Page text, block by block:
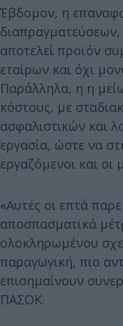
Έβδομον, η
αποτελεί προϊόν
εταίρων και όχι
Παράλληλα, η η
κόστους, με
ασφαλιστικών και
εργασία, ώστε να
εργαζόμενοι και οι
«Αυτές οι επτά
αποσπασματικά
ολοκληρωμένου
παραγωγική, πιο
επισημαίνουν
ΠΑΣΟΚ.